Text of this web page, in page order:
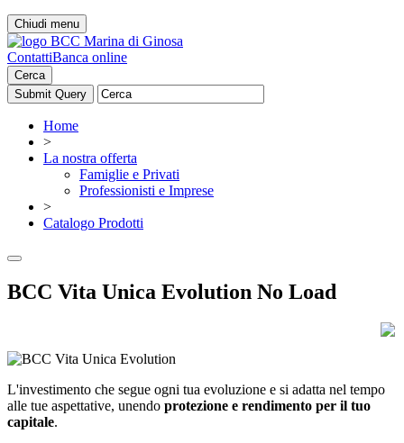
Chiudi menu
ContattiBanca online
Cerca
Home
>
La nostra offerta
Famiglie e Privati
Professionisti e Imprese
>
Catalogo Prodotti
BCC Vita Unica Evolution No Load
L'investimento che segue ogni tua evoluzione e si adatta nel tempo
alle tue aspettative, unendo protezione e rendimento per il tuo
capitale.